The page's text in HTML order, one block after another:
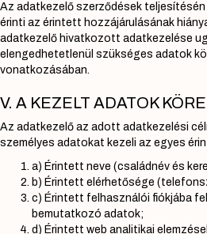
Az adatkezelő szerződések
érinti az érintett hozzájárulásának
adatkezelő hivatkozott adatkezelése
elengedhetetlenül szükséges adatok
vonatkozásában.
V. A KEZELT ADATOK KÖRE
Az adatkezelő az adott adatkezelési
személyes adatokat kezeli az egyes
a) Érintett neve (családnév és
b) Érintett elérhetősége
c) Érintett felhasználói fiókjába
bemutatkozó adatok;
d) Érintett web analitikai